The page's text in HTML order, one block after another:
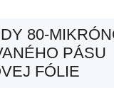
80-
PÁSU
FÓLIE